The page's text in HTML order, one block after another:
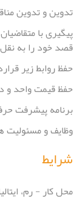
تدوین و تدوین
پیگیری با
قصد خود را به
حفظ روابط زیر
حفظ قیمت واحد و
برنامه پیشرفت
وظایف و مسئولیت
شرایط
محل کار - رم،